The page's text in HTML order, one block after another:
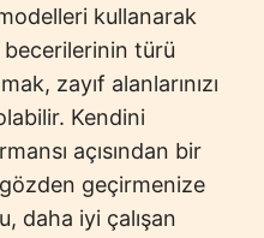
kullanarak
türü
zayıf alanlarınızı
Kendini
açısından bir
geçirmenize
daha iyi çalışan